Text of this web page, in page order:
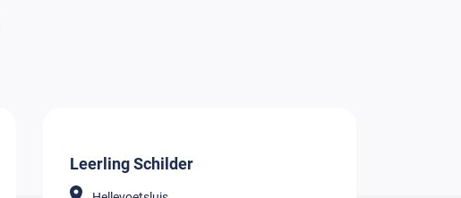
Leerling Schilder